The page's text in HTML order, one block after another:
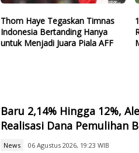
Thom Haye Tegaskan Timnas
Indonesia Bertanding Hanya
untuk Menjadi Juara Piala AFF
Baru 2,14% Hingga 12%,
Realisasi Dana Pemulihan
News 06 Agustus 2026, 19:23 WIB